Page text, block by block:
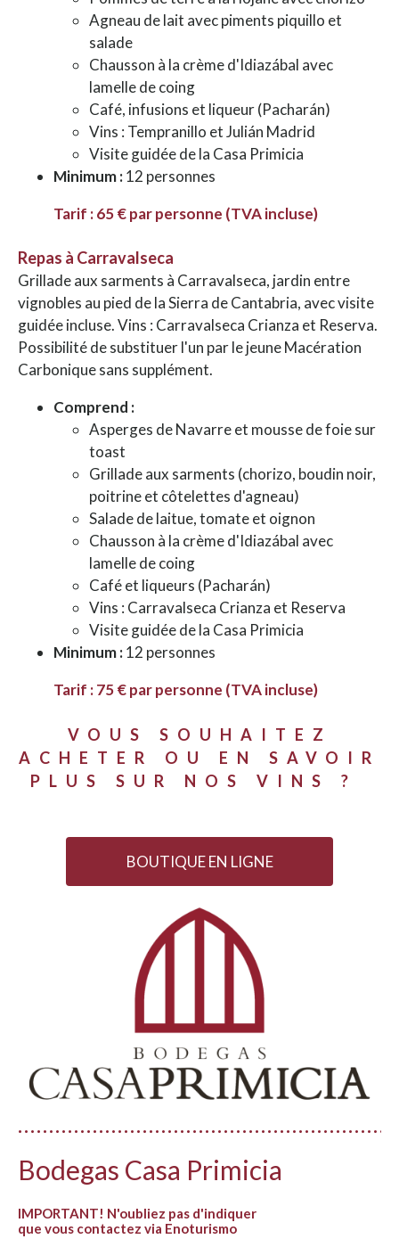
Agneau de lait avec piments piquillo et
salade
Chausson à la crème d'Idiazábal avec
lamelle de coing
Café, infusions et liqueur (Pacharán)
Vins : Tempranillo et Julián Madrid
Visite guidée de la Casa Primicia
Minimum :12 personnes
Tarif : 65 € par personne (TVA incluse)
Repas à Carravalseca
Grillade aux sarments à Carravalseca, jardin entre
vignobles au pied de la Sierra de Cantabria, avec visite
guidée incluse. Vins : Carravalseca Crianza et Reserva.
Possibilité de substituer l'un par le jeune Macération
Carbonique sans supplément.
Comprend :
Asperges de Navarre et mousse de foie sur
toast
Grillade aux sarments (chorizo, boudin noir,
poitrine et côtelettes d'agneau)
Salade de laitue, tomate et oignon
Chausson à la crème d'Idiazábal avec
lamelle de coing
Café et liqueurs (Pacharán)
Vins : Carravalseca Crianza et Reserva
Visite guidée de la Casa Primicia
Minimum :12 personnes
Tarif : 75 € par personne (TVA incluse)
VOUS SOUHAITEZ
ACHETER OU EN SAVOIR
PLUS SUR NOS VINS ?
BOUTIQUE EN LIGNE
Bodegas Casa Primicia
IMPORTANT! N'oubliez pas d'indiquer
que vous contactez via Enoturismo